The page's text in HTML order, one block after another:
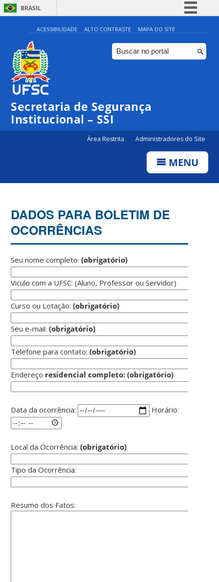
BRASIL
Simplifique!
Comunica BR
Participe
Canais
ACESSIBILIDADE ALTO CONTRASTE MAPA DO SITE
Secretaria de Segurança
Institucional – SSI
Área Restrita Administradores do Site
MENU
DADOS PARA BOLETIM DE
OCORRÊNCIAS
Seu nome completo:(obrigatório)
Viculo com a UFSC: (Aluno, Professor ou Servidor)
Curso ou Lotação:(obrigatório)
Seu e-mail:(obrigatório)
Telefone para contato:(obrigatório)
Endereço residencial completo: (obrigatório)
Data da ocorrência: Horário:
Local da Ocorrência:(obrigatório)
Tipo da Ocorrência:
Resumo dos Fatos: